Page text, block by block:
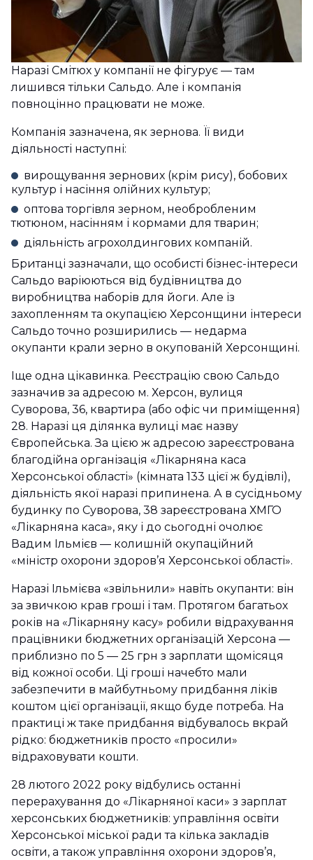
Наразі Смітюх у компанії не фігурує — там
лишився тільки Сальдо. Але і компанія
повноцінно працювати не може.
Компанія зазначена, як зернова. Її види
діяльності наступні:
вирощування зернових (крім рису), бобових
культур і насіння олійних культур;
оптова торгівля зерном, необробленим
тютюном, насінням і кормами для тварин;
діяльність агрохолдингових компаній.
Британці зазначали, що особисті бізнес-інтереси
Сальдо варіюються від будівництва до
виробництва наборів для йоги. Але із
захопленням та окупацією Херсонщини інтереси
Сальдо точно розширились — недарма
окупанти крали зерно в окупованій Херсонщині.
Іще одна цікавинка. Реєстрацію свою Сальдо
зазначив за адресою м. Херсон, вулиця
Суворова, 36, квартира (або офіс чи приміщення)
28. Наразі ця ділянка вулиці має назву
Європейська. За цією ж адресою зареєстрована
благодійна організація «Лікарняна каса
Херсонської області» (кімната 133 цієї ж будівлі),
діяльність якої наразі припинена. А в сусідньому
будинку по Суворова, 38 зареєстрована ХМГО
«Лікарняна каса», яку і до сьогодні очолює
Вадим Ільмієв — колишній окупаційний
«міністр охорони здоров’я Херсонської області».
Наразі Ільмієва «звільнили» навіть окупанти: він
за звичкою крав гроші і там. Протягом багатьох
років на «Лікарняну касу» робили відрахування
працівники бюджетних організацій Херсона —
приблизно по 5 — 25 грн з зарплати щомісяця
від кожної особи. Ці гроші начебто мали
забезпечити в майбутньому придбання ліків
коштом цієї організації, якщо буде потреба. На
практиці ж таке придбання відбувалось вкрай
рідко: бюджетників просто «просили»
відраховувати кошти.
28 лютого 2022 року відбулись останні
перерахування до «Лікарняної каси» з зарплат
херсонських бюджетників: управління освіти
Херсонської міської ради та кілька закладів
освіти, а також управління охорони здоров’я,